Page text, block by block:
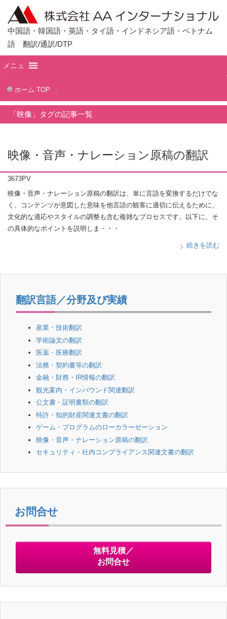
中国語・韓国語・英語・タイ語・インドネシア語・ベトナム
語 翻訳/通訳/DTP
メニュ
ホーム TOP
「映像」タグの記事一覧
映像・音声・ナレーション原稿の翻訳
3673PV
映像・音声・ナレーション原稿の翻訳は、単に言語を変換するだけでな
く、コンテンツが意図した意味を他言語の観客に適切に伝えるために、
文化的な適応やスタイルの調整も含む複雑なプロセスです。以下に、そ
の具体的なポイントを説明しま・・・
続きを読む
翻訳言語／分野及び実績
産業・技術翻訳
学術論文の翻訳
医薬・医療翻訳
法務・契約書等の翻訳
金融・財務・IR情報の翻訳
観光案内・インバウンド関連翻訳
公文書・証明書類の翻訳
特許・知的財産関連文書の翻訳
ゲーム・プログラムのローカラーゼーション
映像・音声・ナレーション原稿の翻訳
セキュリティ・社内コンプライアンス関連文書の翻訳
お問合せ
無料見積／
お問合せ